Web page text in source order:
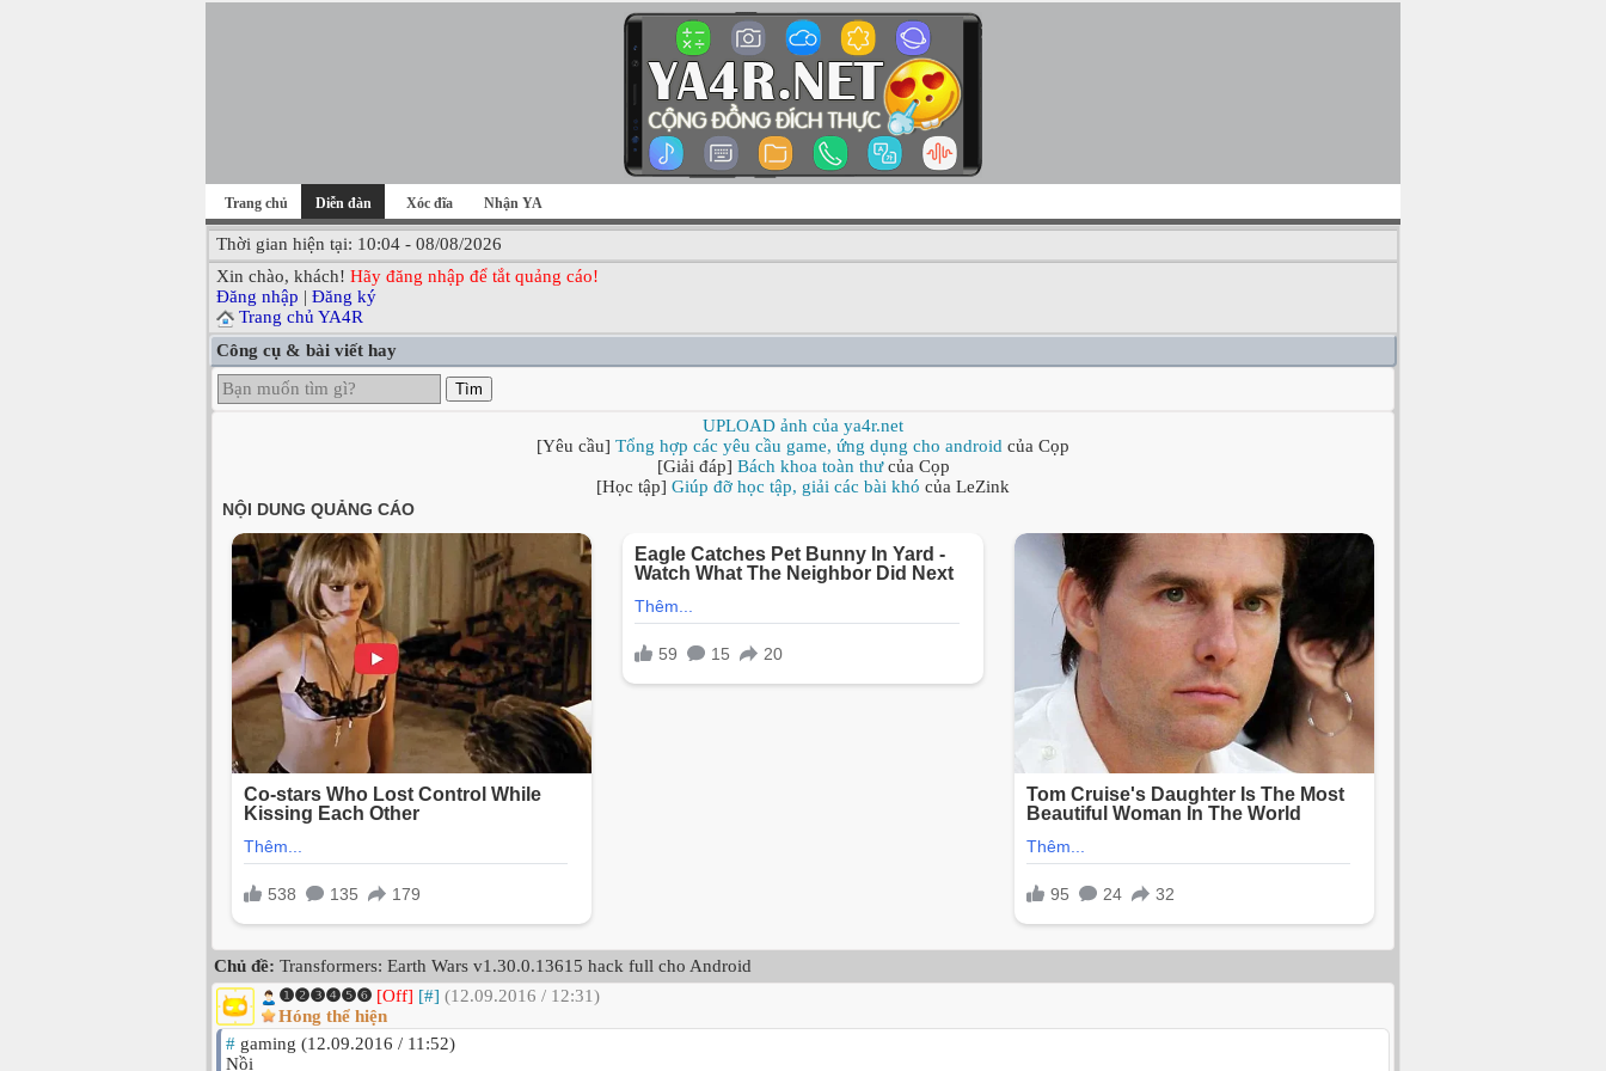
Trang chủ Diễn đàn Xóc đĩa Nhận YA
Thời gian hiện tại: 10:04 - 08/08/2026
Xin chào, khách! Hãy đăng nhập để tắt quảng cáo!
Đăng nhập | Đăng ký
Trang chủ YA4R
Công cụ & bài viết hay
Tìm
UPLOAD ảnh của ya4r.net
[Yêu cầu] Tổng hợp các yêu cầu game, ứng dụng cho android của Cọp
[Giải đáp] Bách khoa toàn thưcủa Cọp
[Học tập] Giúp đỡ học tập, giải các bài khó của LeZink
Chủ đề: Transformers: Earth Wars v1.30.0.13615 hack full cho Android
❶❷❸❹❺❻ [Off] [#] (12.09.2016 / 12:31)
Hóng thể hiện
# gaming (12.09.2016 / 11:52)
Nồi